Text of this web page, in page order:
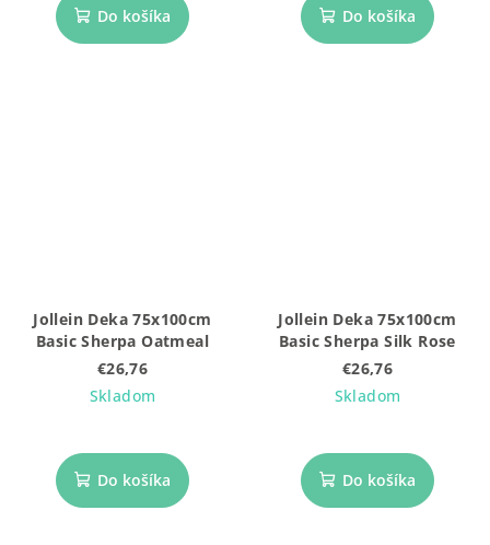
Do košíka Do košíka
Jollein Deka 75x100cm
Basic Sherpa Oatmeal
€26,76
Skladom
Do košíka
Jollein Deka 75x100cm
Basic Sherpa Silk Rose
€26,76
Skladom
Do košíka